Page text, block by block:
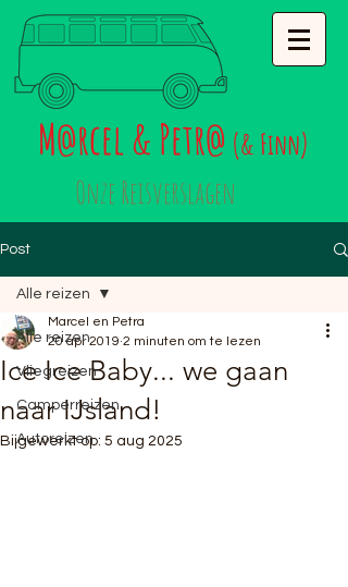
M@rcel & Petr@ (& Finn)
Onze Reisverslagen
Post
Alle reizen
Vliegreizen
Camperreizen
Autoreizen
Alle reizen
Ice Ice Baby... we gaan
naar IJsland!
Marcel en Petra
20 apr 2019 2 minuten om te lezen
Bijgewerkt op: 5 aug 2025